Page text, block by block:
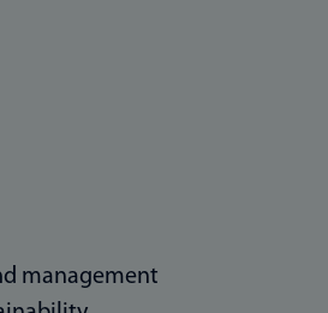
management